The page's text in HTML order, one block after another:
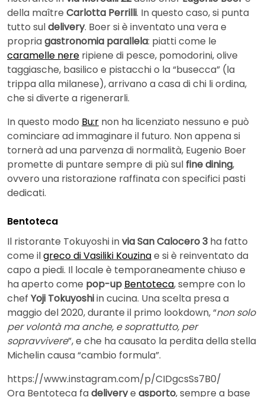
della maître Carlotta Perrilli. In questo caso, si punta
tutto suldelivery. Boer si è inventato una vera e
propriagastronomia parallela: piatti come le
caramelle nere ripiene di pesce, pomodorini, olive
taggiasche, basilico e pistacchi o la “busecca” (la
trippa alla milanese), arrivano a casa di chi li ordina,
che si diverte a rigenerarli.
In questo modo Bu:r non ha licenziato nessuno e può
cominciare ad immaginare il futuro. Non appena si
tornerà ad una parvenza di normalità, Eugenio Boer
promette di puntare sempre di più sul fine dining,
ovvero una ristorazione raffinata con specifici pasti
dedicati.
Bentoteca
Il ristorante Tokuyoshi invia San Calocero 3 ha fatto
come ilgreco di Vasiliki Kouzinae si è reinventato da
capo a piedi. Il locale è temporaneamente chiuso e
ha aperto come pop-up Bentoteca, sempre con lo
chef Yoji Tokuyoshiin cucina. Una scelta presa a
maggio del 2020, durante il primo lookdown, “non solo
per volontà ma anche, e soprattutto, per
sopravvivere”, e che ha causato la perdita della stella
Michelin causa “cambio formula”.
https://www.instagram.com/p/CIDgcsSs7B0/
Ora Bentoteca fadeliverye asporto, sempre a base